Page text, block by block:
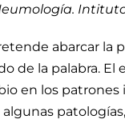
abarcar la
de la palabra. El
en los